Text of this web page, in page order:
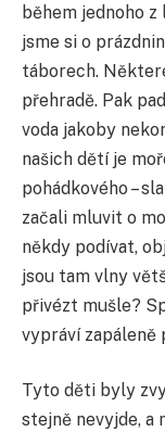
během jednoho
jsme si o
táborech.
přehradě. Pak
voda jakoby
našich dětí je
pohádkového –
začali mluvit o
někdy podívat,
jsou tam vlny
přivézt mušle?
vypráví zapáleně
Tyto děti byly
stejně nevyjde, a